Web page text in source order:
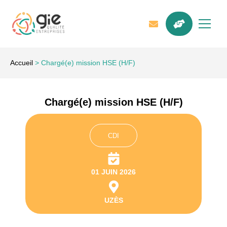
Accueil > Chargé(e) mission HSE (H/F)
Chargé(e) mission HSE (H/F)
CDI
01 JUIN 2026
UZÈS